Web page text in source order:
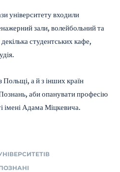
університету входили
зали, волейбольний та
студентських кафе,
Польщі, а й з інших країн
аби опанувати професію
імені Адама Міцкевича.